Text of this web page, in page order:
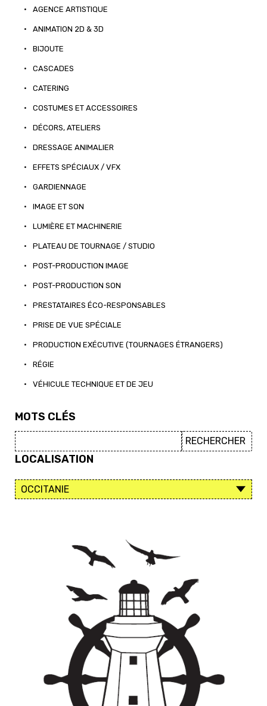
• AGENCE ARTISTIQUE
• ANIMATION 2D & 3D
• BIJOUTE
• CASCADES
• CATERING
• COSTUMES ET ACCESSOIRES
• DÉCORS, ATELIERS
• DRESSAGE ANIMALIER
• EFFETS SPÉCIAUX / VFX
• GARDIENNAGE
• IMAGE ET SON
• LUMIÈRE ET MACHINERIE
• PLATEAU DE TOURNAGE / STUDIO
• POST-PRODUCTION IMAGE
• POST-PRODUCTION SON
• PRESTATAIRES ÉCO-RESPONSABLES
• PRISE DE VUE SPÉCIALE
• PRODUCTION EXÉCUTIVE (TOURNAGES ÉTRANGERS)
• RÉGIE
• VÉHICULE TECHNIQUE ET DE JEU
MOTS CLÉS
LOCALISATION